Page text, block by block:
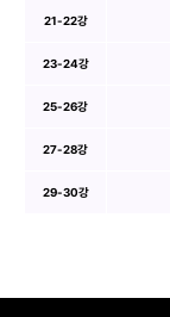
21-22강
23-24강
25-26강
27-28강
29-30강